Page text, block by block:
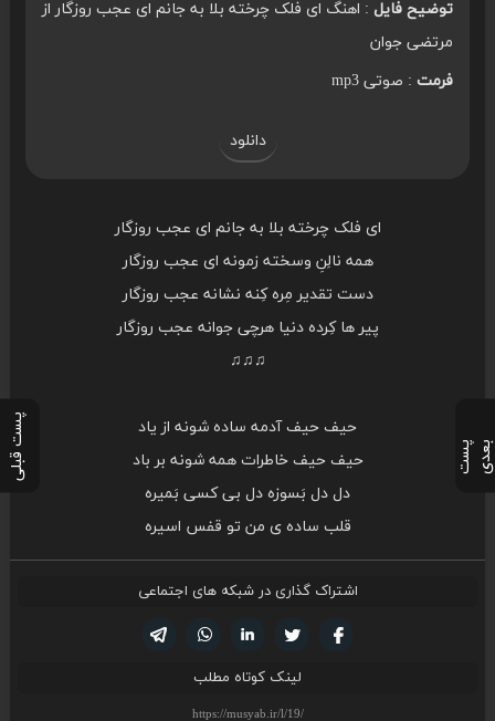
پ
س
ت
ب
ع
د ی پست قبلی
توضیح فایل: اهنگ ای فلک چرخته بلا به جانم ای عجب روزگار از
مرتضی جوان
فرمت: صوتی mp3
دانلود
ای فلک چرخته بلا به جانم ای عجب روزگار
همه نالِنِ وسخته زمونه ای عجب روزگار
دست تقدیر مِره کِنه نشانه عجب روزگار
پیر ها کِرده دنیا هرچی جوانه عجب روزگار
♫♫♫
حیف حیف آدمه ساده شونه از یاد
حیف حیف خاطرات همه شونه بر باد
دل دل بَسوزه دل بی کسی بَمیره
قلب ساده ی من تو قفس اسیره
اشتراک گذاری در شبکه های اجتماعی
لینکدین تویتر
فیسوک
لینک کوتاه مطلب